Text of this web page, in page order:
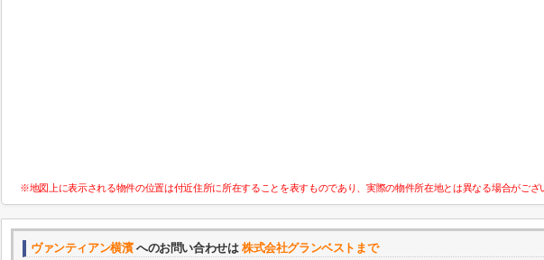
※地図上に表示される物件の位置は付近住所に所在することを表すものであり、実際の物件所在地とは異なる場合がござ
ヴァンティアン横濱へのお問い合わせは株式会社グランベストまで